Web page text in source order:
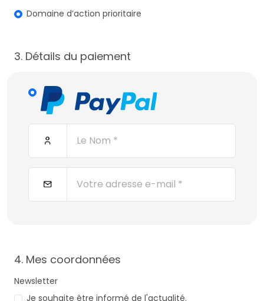
Domaine d’action prioritaire
3. Détails du paiement
4. Mes coordonnées
Newsletter
Je souhaite être informé de l'actualité.